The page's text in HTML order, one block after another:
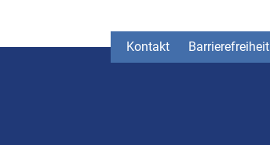
Kontakt Barrierefreiheit